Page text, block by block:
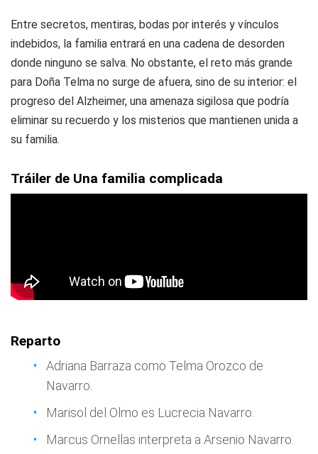
Entre secretos, mentiras, bodas por interés y vínculos
indebidos, la familia entrará en una cadena de desorden
donde ninguno se salva. No obstante, el reto más grande
para Doña Telma no surge de afuera, sino de su interior: el
progreso del Alzheimer, una amenaza sigilosa que podría
eliminar su recuerdo y los misterios que mantienen unida a
su familia.
Tráiler de Una familia complicada
Reparto
Adriana Barraza como Telma Orozco de
Navarro.
Marisol del Olmo es Lucrecia Navarro.
Marcus Ornellas interpreta a Arsenio Navarro.